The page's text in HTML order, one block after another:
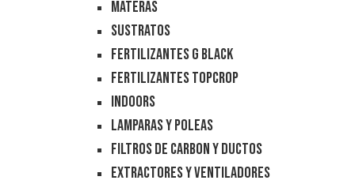
Materas
Sustratos
Fertilizantes G Black
Fertilizantes Topcrop
Indoors
Lamparas y Poleas
Filtros de Carbon y Ductos
Extractores y Ventiladores